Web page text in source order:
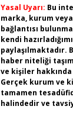
Yasal Uyarı: Bu
marka, kurum
bağlantısı
kendi
paylaşılmaktadır.
haber niteliği
ve kişiler hakkında
Gerçek kurum ve
tamamen
halindedir ve